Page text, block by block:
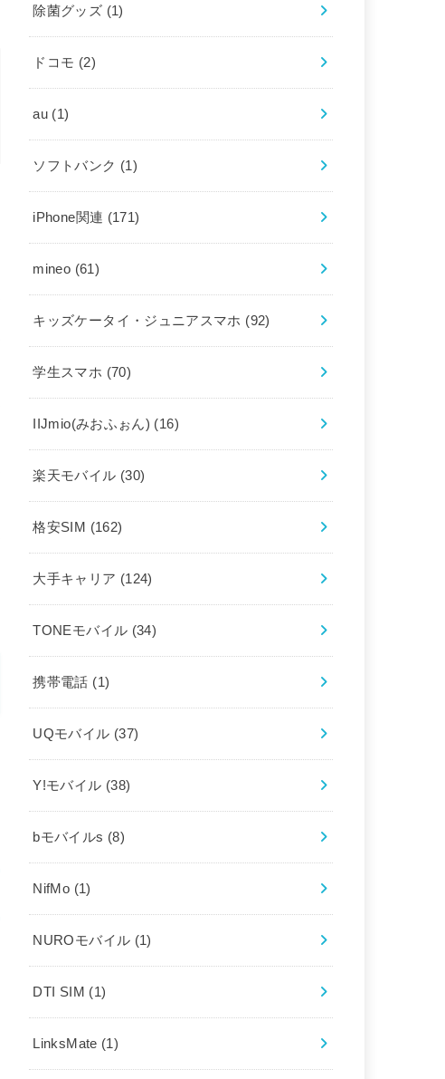
除菌グッズ (1)
ドコモ (2)
au (1)
ソフトバンク (1)
iPhone関連 (171)
mineo (61)
キッズケータイ・ジュニアスマホ (92)
学生スマホ (70)
IIJmio(みおふぉん) (16)
楽天モバイル (30)
格安SIM (162)
大手キャリア (124)
TONEモバイル (34)
携帯電話 (1)
UQモバイル (37)
Y!モバイル (38)
bモバイルs (8)
NifMo (1)
NUROモバイル (1)
DTI SIM (1)
LinksMate (1)